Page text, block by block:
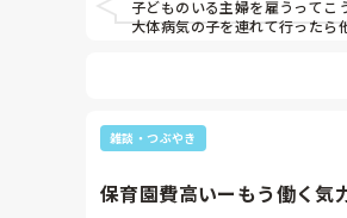
子どものいる主婦を雇うって
大体病気の子を連れて行ったら
雑談・つぶやき
保育園費高いーもう働く気